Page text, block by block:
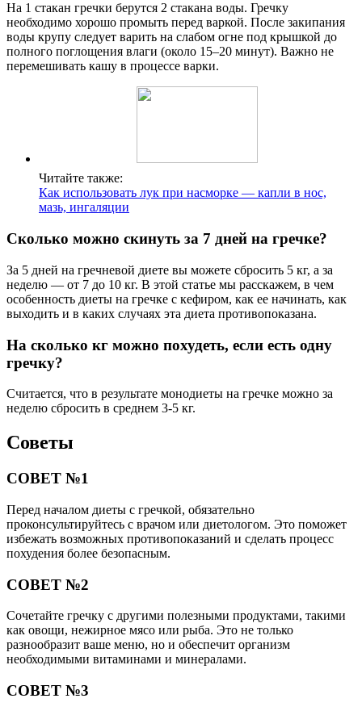
На 1 стакан гречки берутся 2 стакана воды. Гречку
необходимо хорошо промыть перед варкой. После закипания
воды крупу следует варить на слабом огне под крышкой до
полного поглощения влаги (около 15–20 минут). Важно не
перемешивать кашу в процессе варки.
Читайте также:
Как использовать лук при насморке — капли в нос,
мазь, ингаляции
Сколько можно скинуть за 7 дней на гречке?
За 5 дней на гречневой диете вы можете сбросить 5 кг, а за
неделю — от 7 до 10 кг. В этой статье мы расскажем, в чем
особенность диеты на гречке с кефиром, как ее начинать, как
выходить и в каких случаях эта диета противопоказана.
На сколько кг можно похудеть, если есть одну
гречку?
Считается, что в результате монодиеты на гречке можно за
неделю сбросить в среднем 3-5 кг.
Советы
СОВЕТ №1
Перед началом диеты с гречкой, обязательно
проконсультируйтесь с врачом или диетологом. Это поможет
избежать возможных противопоказаний и сделать процесс
похудения более безопасным.
СОВЕТ №2
Сочетайте гречку с другими полезными продуктами, такими
как овощи, нежирное мясо или рыба. Это не только
разнообразит ваше меню, но и обеспечит организм
необходимыми витаминами и минералами.
СОВЕТ №3